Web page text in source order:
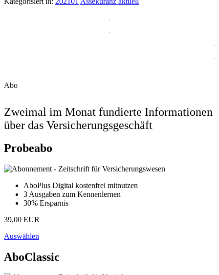
Abo
Zweimal im Monat fundierte Informationen
über das Versicherungsgeschäft
Probeabo
AboPlus Digital kostenfrei mitnutzen
3 Ausgaben zum Kennenlernen
30% Ersparnis
39,00 EUR
Auswählen
AboClassic